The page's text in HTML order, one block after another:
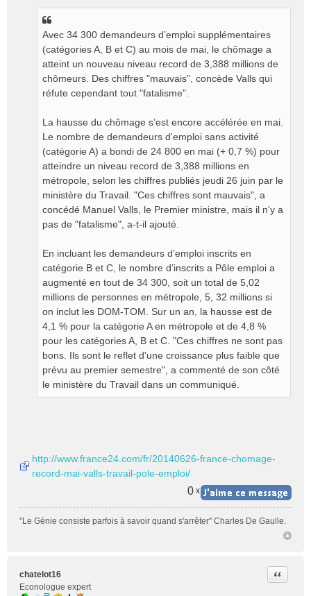
Avec 34 300 demandeurs d’emploi supplémentaires
(catégories A, B et C) au mois de mai, le chômage a
atteint un nouveau niveau record de 3,388 millions de
chômeurs. Des chiffres "mauvais", concède Valls qui
réfute cependant tout "fatalisme".
La hausse du chômage s’est encore accélérée en mai.
Le nombre de demandeurs d'emploi sans activité
(catégorie A) a bondi de 24 800 en mai (+ 0,7 %) pour
atteindre un niveau record de 3,388 millions en
métropole, selon les chiffres publiés jeudi 26 juin par le
ministère du Travail. "Ces chiffres sont mauvais", a
concédé Manuel Valls, le Premier ministre, mais il n'y a
pas de "fatalisme", a-t-il ajouté.
En incluant les demandeurs d’emploi inscrits en
catégorie B et C, le nombre d’inscrits a Pôle emploi a
augmenté en tout de 34 300, soit un total de 5,02
millions de personnes en métropole, 5, 32 millions si
on inclut les DOM-TOM. Sur un an, la hausse est de
4,1 % pour la catégorie A en métropole et de 4,8 %
pour les catégories A, B et C. "Ces chiffres ne sont pas
bons. Ils sont le reflet d'une croissance plus faible que
prévu au premier semestre", a commenté de son côté
le ministère du Travail dans un communiqué.
http://www.france24.com/fr/20140626-france-chomage-
record-mai-valls-travail-pole-emploi/
0 x
"Le Génie consiste parfois à savoir quand s'arrêter" Charles De Gaulle.
chatelot16
Econologue expert
Citer